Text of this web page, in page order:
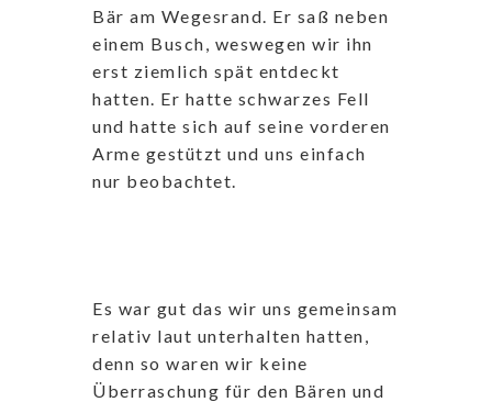
Bär am Wegesrand. Er saß neben
einem Busch, weswegen wir ihn
erst ziemlich spät entdeckt
hatten. Er hatte schwarzes Fell
und hatte sich auf seine vorderen
Arme gestützt und uns einfach
nur beobachtet.
Es war gut das wir uns gemeinsam
relativ laut unterhalten hatten,
denn so waren wir keine
Überraschung für den Bären und